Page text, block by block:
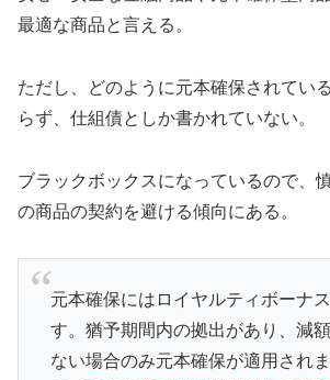
最適な商品と言える。
ただし、どのように元本確保されてい
らず、仕組債としか書かれていない。
ブラックボックスになっているので、
の商品の契約を避ける傾向にある。
元本確保にはロイヤルティボーナ
す。猶予期間内の拠出があり、減
ない場合のみ元本確保が適用され